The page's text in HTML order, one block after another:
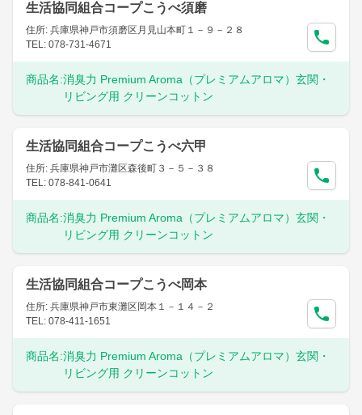
生活協同組合コープこうべ須磨
住所: 兵庫県神戸市須磨区月見山本町１－９－２８
TEL: 078-731-4671
商品名:消臭力 Premium Aroma（プレミアムアロマ）玄関・
リビング用 クリーンコットン
生活協同組合コープこうべ六甲
住所: 兵庫県神戸市灘区森後町３－５－３８
TEL: 078-841-0641
商品名:消臭力 Premium Aroma（プレミアムアロマ）玄関・
リビング用 クリーンコットン
生活協同組合コープこうべ岡本
住所: 兵庫県神戸市東灘区岡本１－１４－２
TEL: 078-411-1651
商品名:消臭力 Premium Aroma（プレミアムアロマ）玄関・
リビング用 クリーンコットン